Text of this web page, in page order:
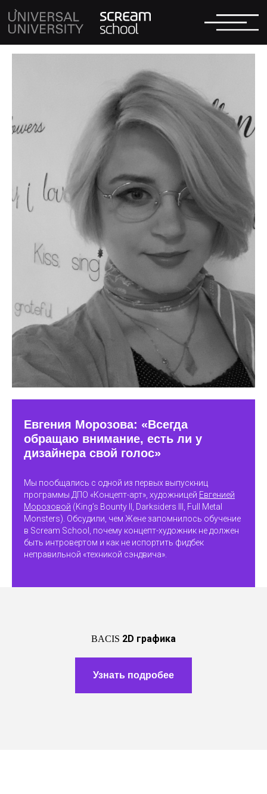
Евгения Морозова: «Всегда
обращаю внимание, есть ли у
дизайнера свой голос»
Мы пообщались с одной из первых выпускниц
программы ДПО «Концепт-арт», художницей Евгенией
Морозовой (King’s Bounty II, Darksiders III, Full Metal
Monsters). Обсудили, чем Жене запомнилось обучение
в Scream School, почему концепт-художник не должен
быть интровертом и как не испортить фидбек
неправильной «техникой сэндвича».
BACIS 2D графика
Узнать подробее